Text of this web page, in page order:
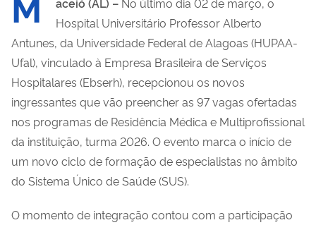
Hospital Universitário Professor Alberto
Antunes, da Universidade Federal de Alagoas (HUPAA-
Ufal), vinculado à Empresa Brasileira de Serviços
Hospitalares (Ebserh), recepcionou os novos
ingressantes que vão preencher as 97 vagas ofertadas
nos programas de Residência Médica e Multiprofissional
da instituição, turma 2026. O evento marca o início de
um novo ciclo de formação de especialistas no âmbito
do Sistema Único de Saúde (SUS).
O momento de integração contou com a participação